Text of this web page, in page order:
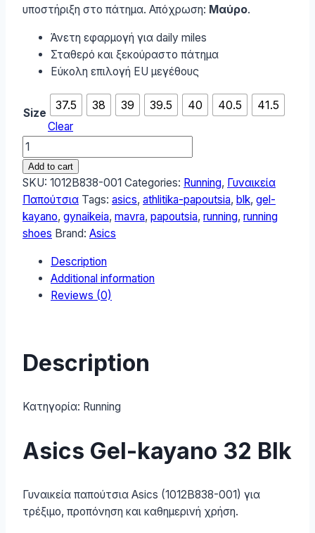
υποστήριξη στο πάτημα. Απόχρωση: Μαύρο.
Άνετη εφαρμογή για daily miles
Σταθερό και ξεκούραστο πάτημα
Εύκολη επιλογή EU μεγέθους
Size
37.5 38 39 39.5 40 40.5 41.5
Clear
ASICS
Gel-
kayano
32
Γυναικεία
Αθλητικά
Running
1012B838-
Add to cart
SKU: 1012B838-001 Categories: Running, Γυναικεία
Παπούτσια Tags: asics, athlitika-papoutsia, blk, gel-
kayano, gynaikeia, mavra, papoutsia, running, running
shoes Brand: Asics
Description
Additional information
Reviews (0)
Description
Κατηγορία: Running
Asics Gel-kayano 32 Blk
Γυναικεία παπούτσια Asics (1012B838-001) για
τρέξιμο, προπόνηση και καθημερινή χρήση.